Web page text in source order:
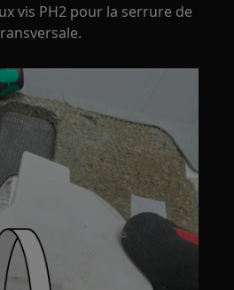
vis PH2 pour la serrure de